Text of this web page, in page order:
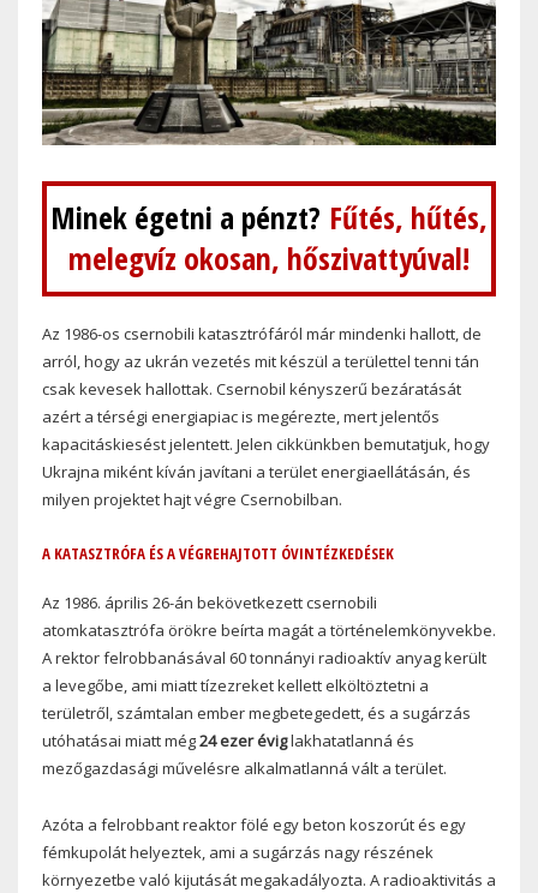
Minek égetni a pénzt? Fűtés, hűtés,
melegvíz okosan, hőszivattyúval!
Az 1986-os csernobili katasztrófáról már mindenki hallott, de
arról, hogy az ukrán vezetés mit készül a területtel tenni tán
csak kevesek hallottak. Csernobil kényszerű bezáratását
azért a térségi energiapiac is megérezte, mert jelentős
kapacitáskiesést jelentett. Jelen cikkünkben bemutatjuk, hogy
Ukrajna miként kíván javítani a terület energiaellátásán, és
milyen projektet hajt végre Csernobilban.
A KATASZTRÓFA ÉS A VÉGREHAJTOTT ÓVINTÉZKEDÉSEK
Az 1986. április 26-án bekövetkezett csernobili
atomkatasztrófa örökre beírta magát a történelemkönyvekbe.
A rektor felrobbanásával 60 tonnányi radioaktív anyag került
a levegőbe, ami miatt tízezreket kellett elköltöztetni a
területről, számtalan ember megbetegedett, és a sugárzás
utóhatásai miatt még24 ezer éviglakhatatlanná és
mezőgazdasági művelésre alkalmatlanná vált a terület.
Azóta a felrobbant reaktor fölé egy beton koszorút és egy
fémkupolát helyeztek, ami a sugárzás nagy részének
környezetbe való kijutását megakadályozta. A radioaktivitás a